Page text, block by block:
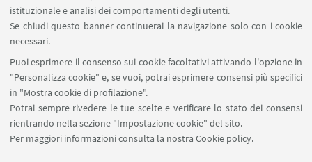
istituzionale e analisi dei comportamenti degli utenti.
Se chiudi questo banner continuerai la navigazione solo con i cookie
necessari.
Puoi esprimere il consenso sui cookie facoltativi attivando l'opzione in
"Personalizza cookie" e, se vuoi, potrai esprimere consensi più specifici
in "Mostra cookie di profilazione".
Potrai sempre rivedere le tue scelte e verificare lo stato dei consensi
rientrando nella sezione "Impostazione cookie" del sito.
Per maggiori informazioniconsulta la nostra Cookie policy.
+390547338517
Scrivi una mail
Laboratorio di Psicologia di
Comunità
Scrivi una mail